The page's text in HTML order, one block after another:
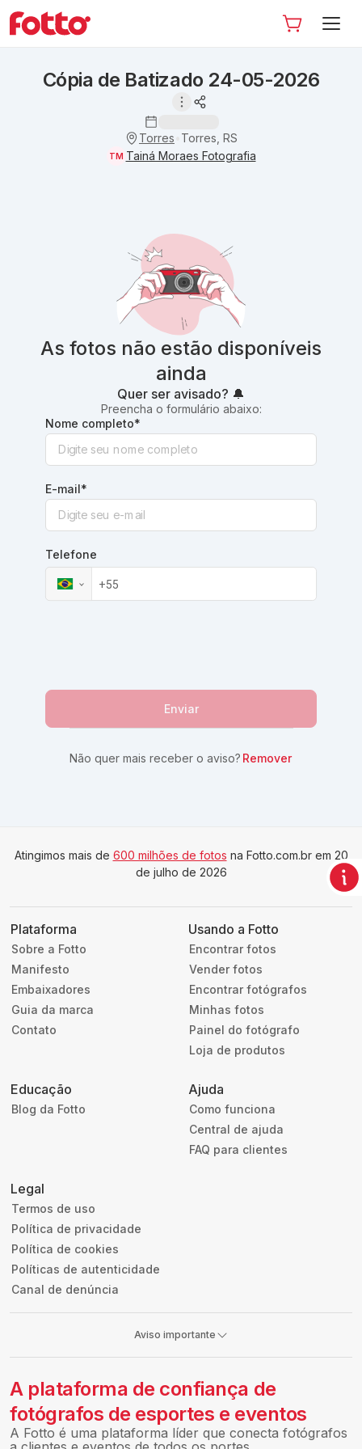
Cópia de Batizado 24-05-2026
Torres Torres, RS
TM Tainá Moraes Fotografia
As fotos não estão disponíveis
ainda
Quer ser avisado? 🔔
Preencha o formulário abaixo:
Nome completo*
E-mail*
Telefone
Enviar
Não quer mais receber o aviso? Remover
Atingimos mais de 600 milhões de fotos na Fotto.com.br em 20
de julho de 2026
Plataforma
Sobre a Fotto
Manifesto
Embaixadores
Guia da marca
Contato
Usando a Fotto
Encontrar fotos
Vender fotos
Encontrar fotógrafos
Minhas fotos
Painel do fotógrafo
Loja de produtos
Educação
Blog da Fotto
Ajuda
Como funciona
Central de ajuda
FAQ para clientes
Legal
Termos de uso
Política de privacidade
Política de cookies
Políticas de autenticidade
Canal de denúncia
Aviso importante
A plataforma de confiança de
fotógrafos de esportes e eventos
A Fotto é uma plataforma líder que conecta fotógrafos